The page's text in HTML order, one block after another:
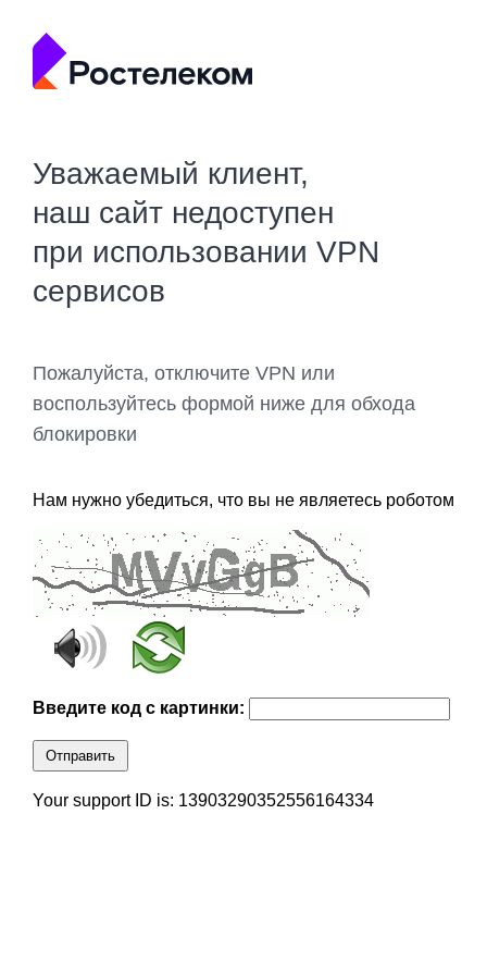
Уважаемый клиент,
наш сайт недоступен
при использовании VPN
сервисов
Пожалуйста, отключите VPN или
воспользуйтесь формой ниже для обхода
блокировки
Нам нужно убедиться, что вы не являетесь роботом
Введите код с картинки:
Отправить
Your support ID is: 13903290352556164334